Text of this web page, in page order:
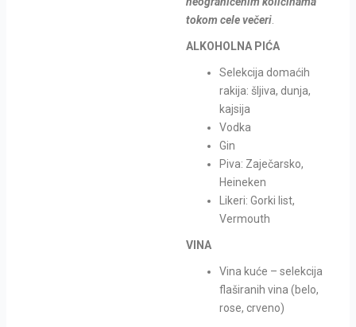
tokom cele večeri.
ALKOHOLNA PIĆA
Selekcija domaćih
rakija: šljiva, dunja,
kajsija
Vodka
Gin
Piva: Zaječarsko,
Heineken
Likeri: Gorki list,
Vermouth
VINA
Vina kuće – selekcija
flaširanih vina (belo,
rose, crveno)